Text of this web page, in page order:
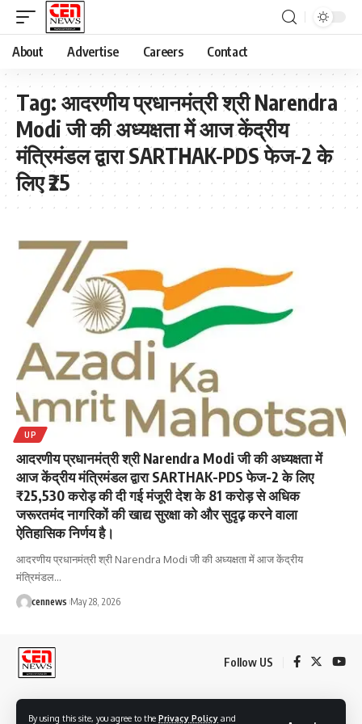
By using this site, you agree to the Privacy Policy and
About Advertise Careers Contact
Tag: आदरणीय प्रधानमंत्री श्री Narendra
Modi जी की अध्यक्षता में आज केंद्रीय
मंत्रिमंडल द्वारा SARTHAK-PDS फेज-2 के
लिए ₹25
UP
आदरणीय प्रधानमंत्री श्री Narendra Modi जी की अध्यक्षता में
आज केंद्रीय मंत्रिमंडल द्वारा SARTHAK-PDS फेज-2 के लिए
₹25,530 करोड़ की दी गई मंजूरी देश के 81 करोड़ से अधिक
जरूरतमंद नागरिकों की खाद्य सुरक्षा को और सुदृढ़ करने वाला
ऐतिहासिक निर्णय है।
आदरणीय प्रधानमंत्री श्री Narendra Modi जी की अध्यक्षता में आज केंद्रीय
मंत्रिमंडल…
cennews May 28, 2026
Follow US